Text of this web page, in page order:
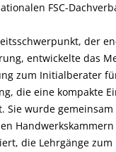
FSC-
der
entwickelte das
zum Initialberater
die eine kompakte
Sie wurde gemeinsam
die Lehrgänge zum